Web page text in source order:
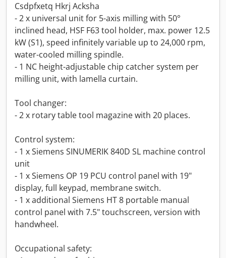
Csdpfxetq Hkrj Acksha
- 2 x universal unit for 5-axis milling with 50°
inclined head, HSF F63 tool holder, max. power 12.5
kW (S1), speed infinitely variable up to 24,000 rpm,
water-cooled milling spindle.
- 1 NC height-adjustable chip catcher system per
milling unit, with lamella curtain.
Tool changer:
- 2 x rotary table tool magazine with 20 places.
Control system:
- 1 x Siemens SINUMERIK 840D SL machine control
unit
- 1 x Siemens OP 19 PCU control panel with 19"
display, full keypad, membrane switch.
- 1 x additional Siemens HT 8 portable manual
control panel with 7.5" touchscreen, version with
handwheel.
Occupational safety: